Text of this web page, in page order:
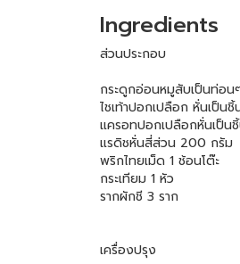
Ingredients
ส่วนประกอบ
กระดูกอ่อนหมูสับเป็นท่อ
ไชเท้าปอกเปลือก หั่นเป็น
แครอทปอกเปลือกหั่นเป็
แรดิชหั่นสี่ส่วน 200 กรัม
พริกไทยเม็ด 1 ช้อนโต๊ะ
กระเทียม 1 หัว
รากผักชี 3 ราก
เครื่องปรุง